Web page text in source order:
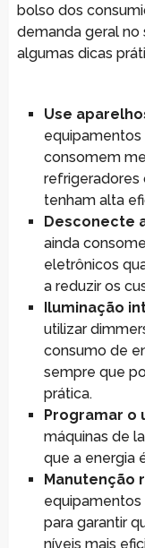
bolso dos
demanda geral no
algumas dicas
Use
consomem
refrigeradores
tenham alta
Desconecte
ainda
eletrônicos
a reduzir os
Iluminação
utilizar
consumo de
sempre que
prática.
Programar o
máquinas de
que a energia
Manutenção
para garantir
níveis mais